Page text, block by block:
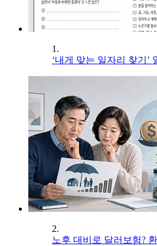
1.
‘내게 맞는 일자리 찾기’
2.
노후 대비로 달러보험?